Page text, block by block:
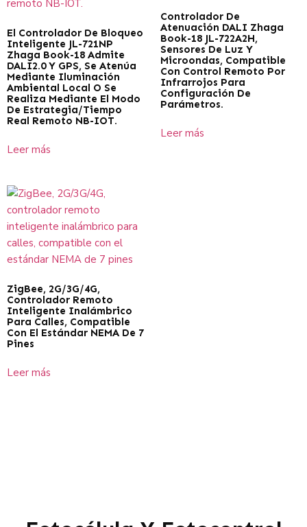
El Controlador De Bloqueo
Inteligente JL-721NP
Zhaga Book-18 Admite
DALI2.0 Y GPS, Se Atenúa
Mediante Iluminación
Ambiental Local O Se
Realiza Mediante El Modo
De Estrategia/tiempo
Real Remoto NB-IOT.
Leer más
Controlador De
Atenuación DALI Zhaga
Book-18 JL-722A2H,
Sensores De Luz Y
Microondas, Compatible
Con Control Remoto Por
Infrarrojos Para
Configuración De
Parámetros.
Leer más
ZigBee, 2G/3G/4G,
Controlador Remoto
Inteligente Inalámbrico
Para Calles, Compatible
Con El Estándar NEMA De 7
Pines
Leer más